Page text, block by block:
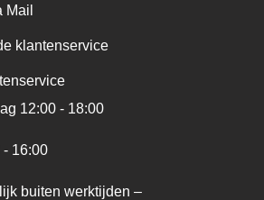
Mail
klantenservice
12:00 - 18:00
- 16:00
buiten werktijden –